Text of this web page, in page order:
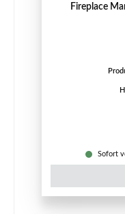
Fireplace
Sofort